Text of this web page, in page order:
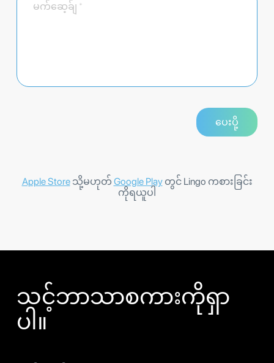
Apple Storeသို့မဟုတ် Google Playတွင် Lingo ကစားခြင်း
ကိုရယူပါ
သင့်ဘာသာစကားကိုရှာ
ပါ။